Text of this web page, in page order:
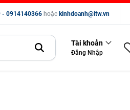
- 0914140366 hoặc kinhdoanh@itw.vn
Tài khoản
Đăng Nhập